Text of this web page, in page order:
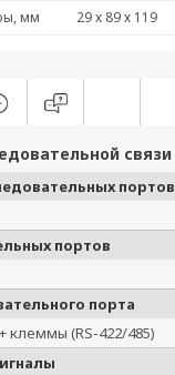
IEX
IEX
IEX
T
мм
29 х 89 х 119
связи
портов
портов
порта
+ клеммы (RS-422/485)